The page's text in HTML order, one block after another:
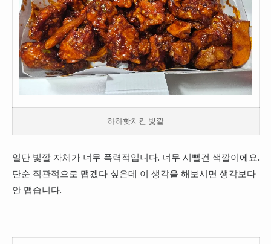
하하핫치킨 빛깔
일단 빛깔 자체가 너무 폭력적입니다. 너무 시뻘건 색깔이에요.
단순 직관적으로 맵겠다 싶은데 이 생각을 해보시면 생각보다
안 맵습니다.